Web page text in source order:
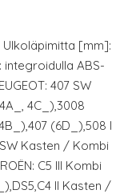
Ulkoläpimitta [mm]:
ABS-
407 SW
4C_),3008
(6D_),508 I
Kasten / Kombi
C5 III Kombi
II Kasten /